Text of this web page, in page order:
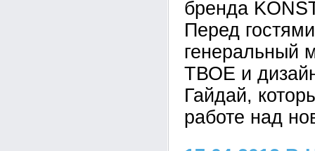
бренда
Перед
генеральный
ТВОЕ и
Гайдай,
работе над